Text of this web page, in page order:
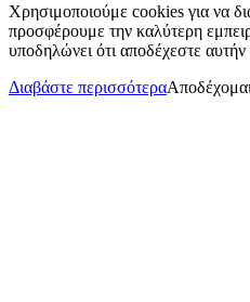
Χρησιμοποιούμε cookies για να
προσφέρουμε την καλύτερη
υποδηλώνει ότι αποδέχεστε αυτήν
Διαβάστε περισσότεραΑποδέχομαι